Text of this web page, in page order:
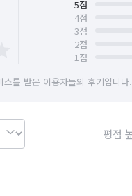
5점
4점
3점
2점
1점
스를 받은 이용자들의 후기입니다.